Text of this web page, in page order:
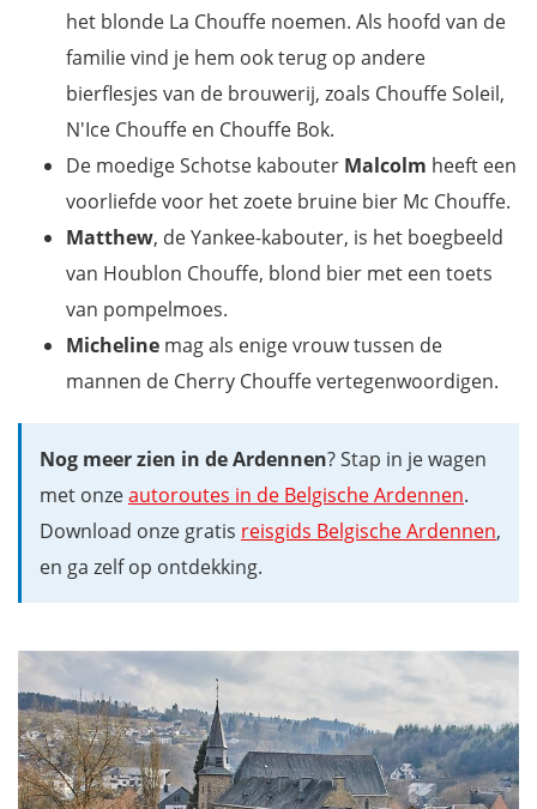
het blonde La Chouffe noemen. Als hoofd van de
familie vind je hem ook terug op andere
bierflesjes van de brouwerij, zoals Chouffe Soleil,
N'Ice Chouffe en Chouffe Bok.
De moedige Schotse kabouter Malcolm heeft een
voorliefde voor het zoete bruine bier Mc Chouffe.
Matthew, de Yankee-kabouter, is het boegbeeld
van Houblon Chouffe, blond bier met een toets
van pompelmoes.
Micheline mag als enige vrouw tussen de
mannen de Cherry Chouffe vertegenwoordigen.
Nog meer zien in de Ardennen? Stap in je wagen
met onzeautoroutes in de Belgische Ardennen.
Download onze gratis reisgids Belgische Ardennen,
en ga zelf op ontdekking.